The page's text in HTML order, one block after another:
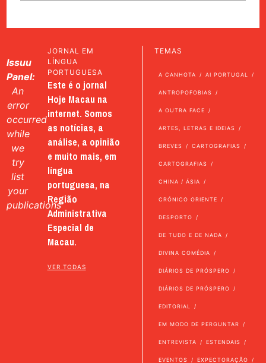
Issuu
Panel:
An
error
occurred
while
we
try
list
your
publications
JORNAL EM
LÍNGUA
PORTUGUESA
Este é o jornal
Hoje Macau na
internet. Somos
as notícias, a
análise, a opinião
e muito mais, em
língua
portuguesa, na
Região
Administrativa
Especial de
Macau.
VER TODAS
TEMAS
A CANHOTA AI PORTUGAL
ANTROPOFOBIAS
A OUTRA FACE
ARTES, LETRAS E IDEIAS
BREVES CARTOGRAFIAS
CARTOGRAFIAS
CHINA / ÁSIA
CRÓNICO ORIENTE
DESPORTO
DE TUDO E DE NADA
DIVINA COMÉDIA
DIÁRIOS DE PRÓSPERO
DIÁRIOS DE PRÓSPERO
EDITORIAL
EM MODO DE PERGUNTAR
ENTREVISTA ESTENDAIS
EVENTOS EXPECTORAÇÃO